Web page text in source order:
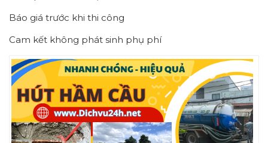
Báo giá trước khi thi công
Cam kết không phát sinh phụ phí